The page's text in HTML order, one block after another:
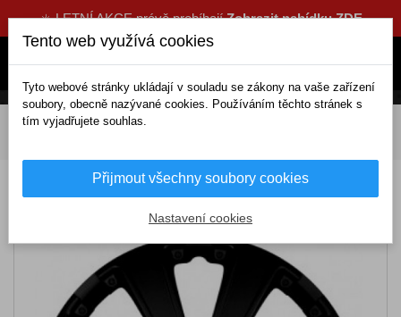
☀️ LETNÍ AKCE právě probíhajíZobrazit nabídku ZDE
DOMOV Exteriérové doplňky
Poklice RST15 – ARGO Black
Tento web využívá cookies
Tyto webové stránky ukládají v souladu se zákony na vaše zařízení
soubory, obecně nazývané cookies. Používáním těchto stránek s
tím vyjadřujete souhlas.
Přijmout všechny soubory cookies
Nastavení cookies